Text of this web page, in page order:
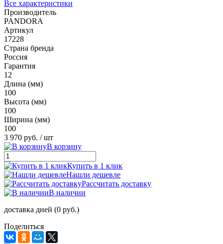
Все характеристики
Производитель
PANDORA
Артикул
17228
Страна бренда
Россия
Гарантия
12
Длина (мм)
100
Высота (мм)
100
Ширина (мм)
100
3 970 руб. / шт
В корзину
Купить в 1 клик
Нашли дешевле
Рассчитать доставку
В наличии
доставка дней (0 руб.)
Поделиться